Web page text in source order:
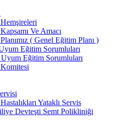
Ve Amacı
( Genel Eğitim Planı )
Eğitim Sorumluları
Eğitim Sorumluları
Yataklı Servis
Devteşti Semt Polikliniği